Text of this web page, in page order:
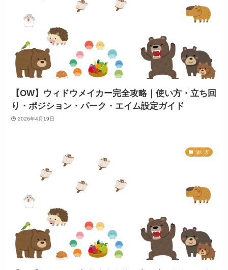
【OW】ウィドウメイカー完全攻略｜使い方・立ち回
り・ポジション・パーク・エイム設定ガイド
2026年4月19日
使い方